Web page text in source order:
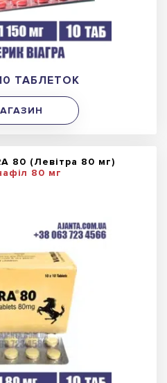
ТАБЛЕТОК
80 (Левітра 80 мг)
80 мг